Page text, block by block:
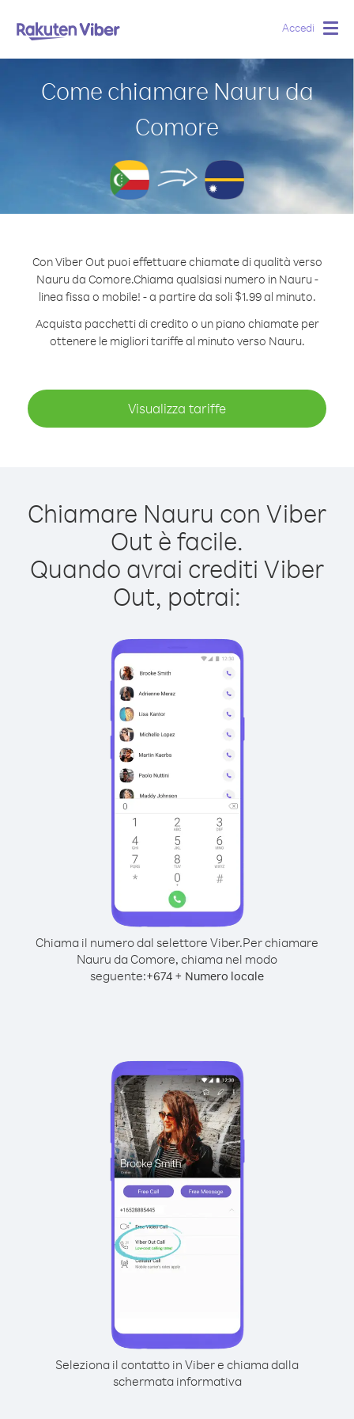
Accedi
Come chiamare Nauru da
Comore
Con Viber Out puoi effettuare chiamate di qualità verso
Nauru da Comore.Chiama qualsiasi numero in Nauru -
linea fissa o mobile! - a partire da soli $1.99 al minuto.
Acquista pacchetti di credito o un piano chiamate per
ottenere le migliori tariffe al minuto verso Nauru.
Visualizza tariffe
Chiamare Nauru con Viber
Out è facile.
Quando avrai crediti Viber
Out, potrai:
Chiama il numero dal selettore Viber.Per chiamare
Nauru da Comore, chiama nel modo
seguente:+674 + Numero locale
Seleziona il contatto in Viber e chiama dalla
schermata informativa